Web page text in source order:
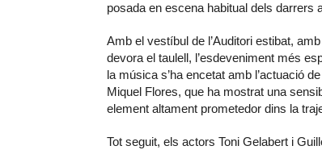
posada en escena habitual dels darrers
Amb el vestíbul de l’Auditori estibat,
devora el taulell, l’esdeveniment més
la música s’ha encetat amb l’actuació
Miquel Flores, que ha mostrat una
element altament prometedor dins la
Tot seguit, els actors Toni Gelabert i